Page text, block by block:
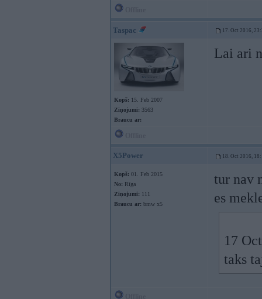
Taspac 17. Oct 2016,
Kopš: 15. Feb 2007
Ziņojumi: 3563
Braucu ar:
Lai ari
X5Power 18. Oct 2016,
Kopš: 01. Feb 2015
No: Rīga
Ziņojumi: 111
Braucu ar: bmw x5
tur nav
es
17
taks